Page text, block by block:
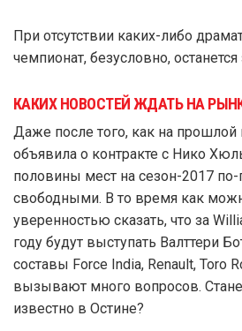
При отсутствии каких-либо
чемпионат, безусловно, останется
КАКИХ НОВОСТЕЙ ЖДАТЬ НА
Даже после того, как на прошлой
объявила о контракте с Нико
половины мест на сезон-2017
свободными. В то время как
уверенностью сказать, что за
году будут выступать Валттери
составы Force India, Renault, Toro
вызывают много вопросов.
известно в Остине?